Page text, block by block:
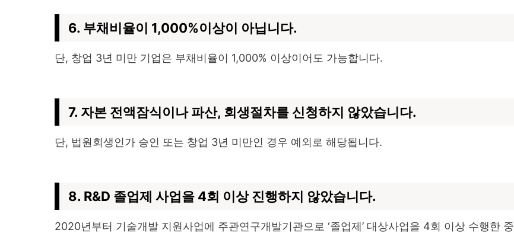
6. 부채비율이 1,000%이상이 아닙니다.
단, 창업 3년 미만 기업은 부채비율이 1,000% 이상이어도 가능합니다.
7. 자본 전액잠식이나 파산, 회생절차를 신청하지 않았습니다.
단, 법원회생인가 승인 또는 창업 3년 미만인 경우 예외로 해당됩니다.
8. R&D 졸업제 사업을 4회 이상 진행하지 않았습니다.
2020년부터 기술개발 지원사업에 주관연구개발기관으로 ‘졸업제’ 대상사업을 4회 이상 수행한 중